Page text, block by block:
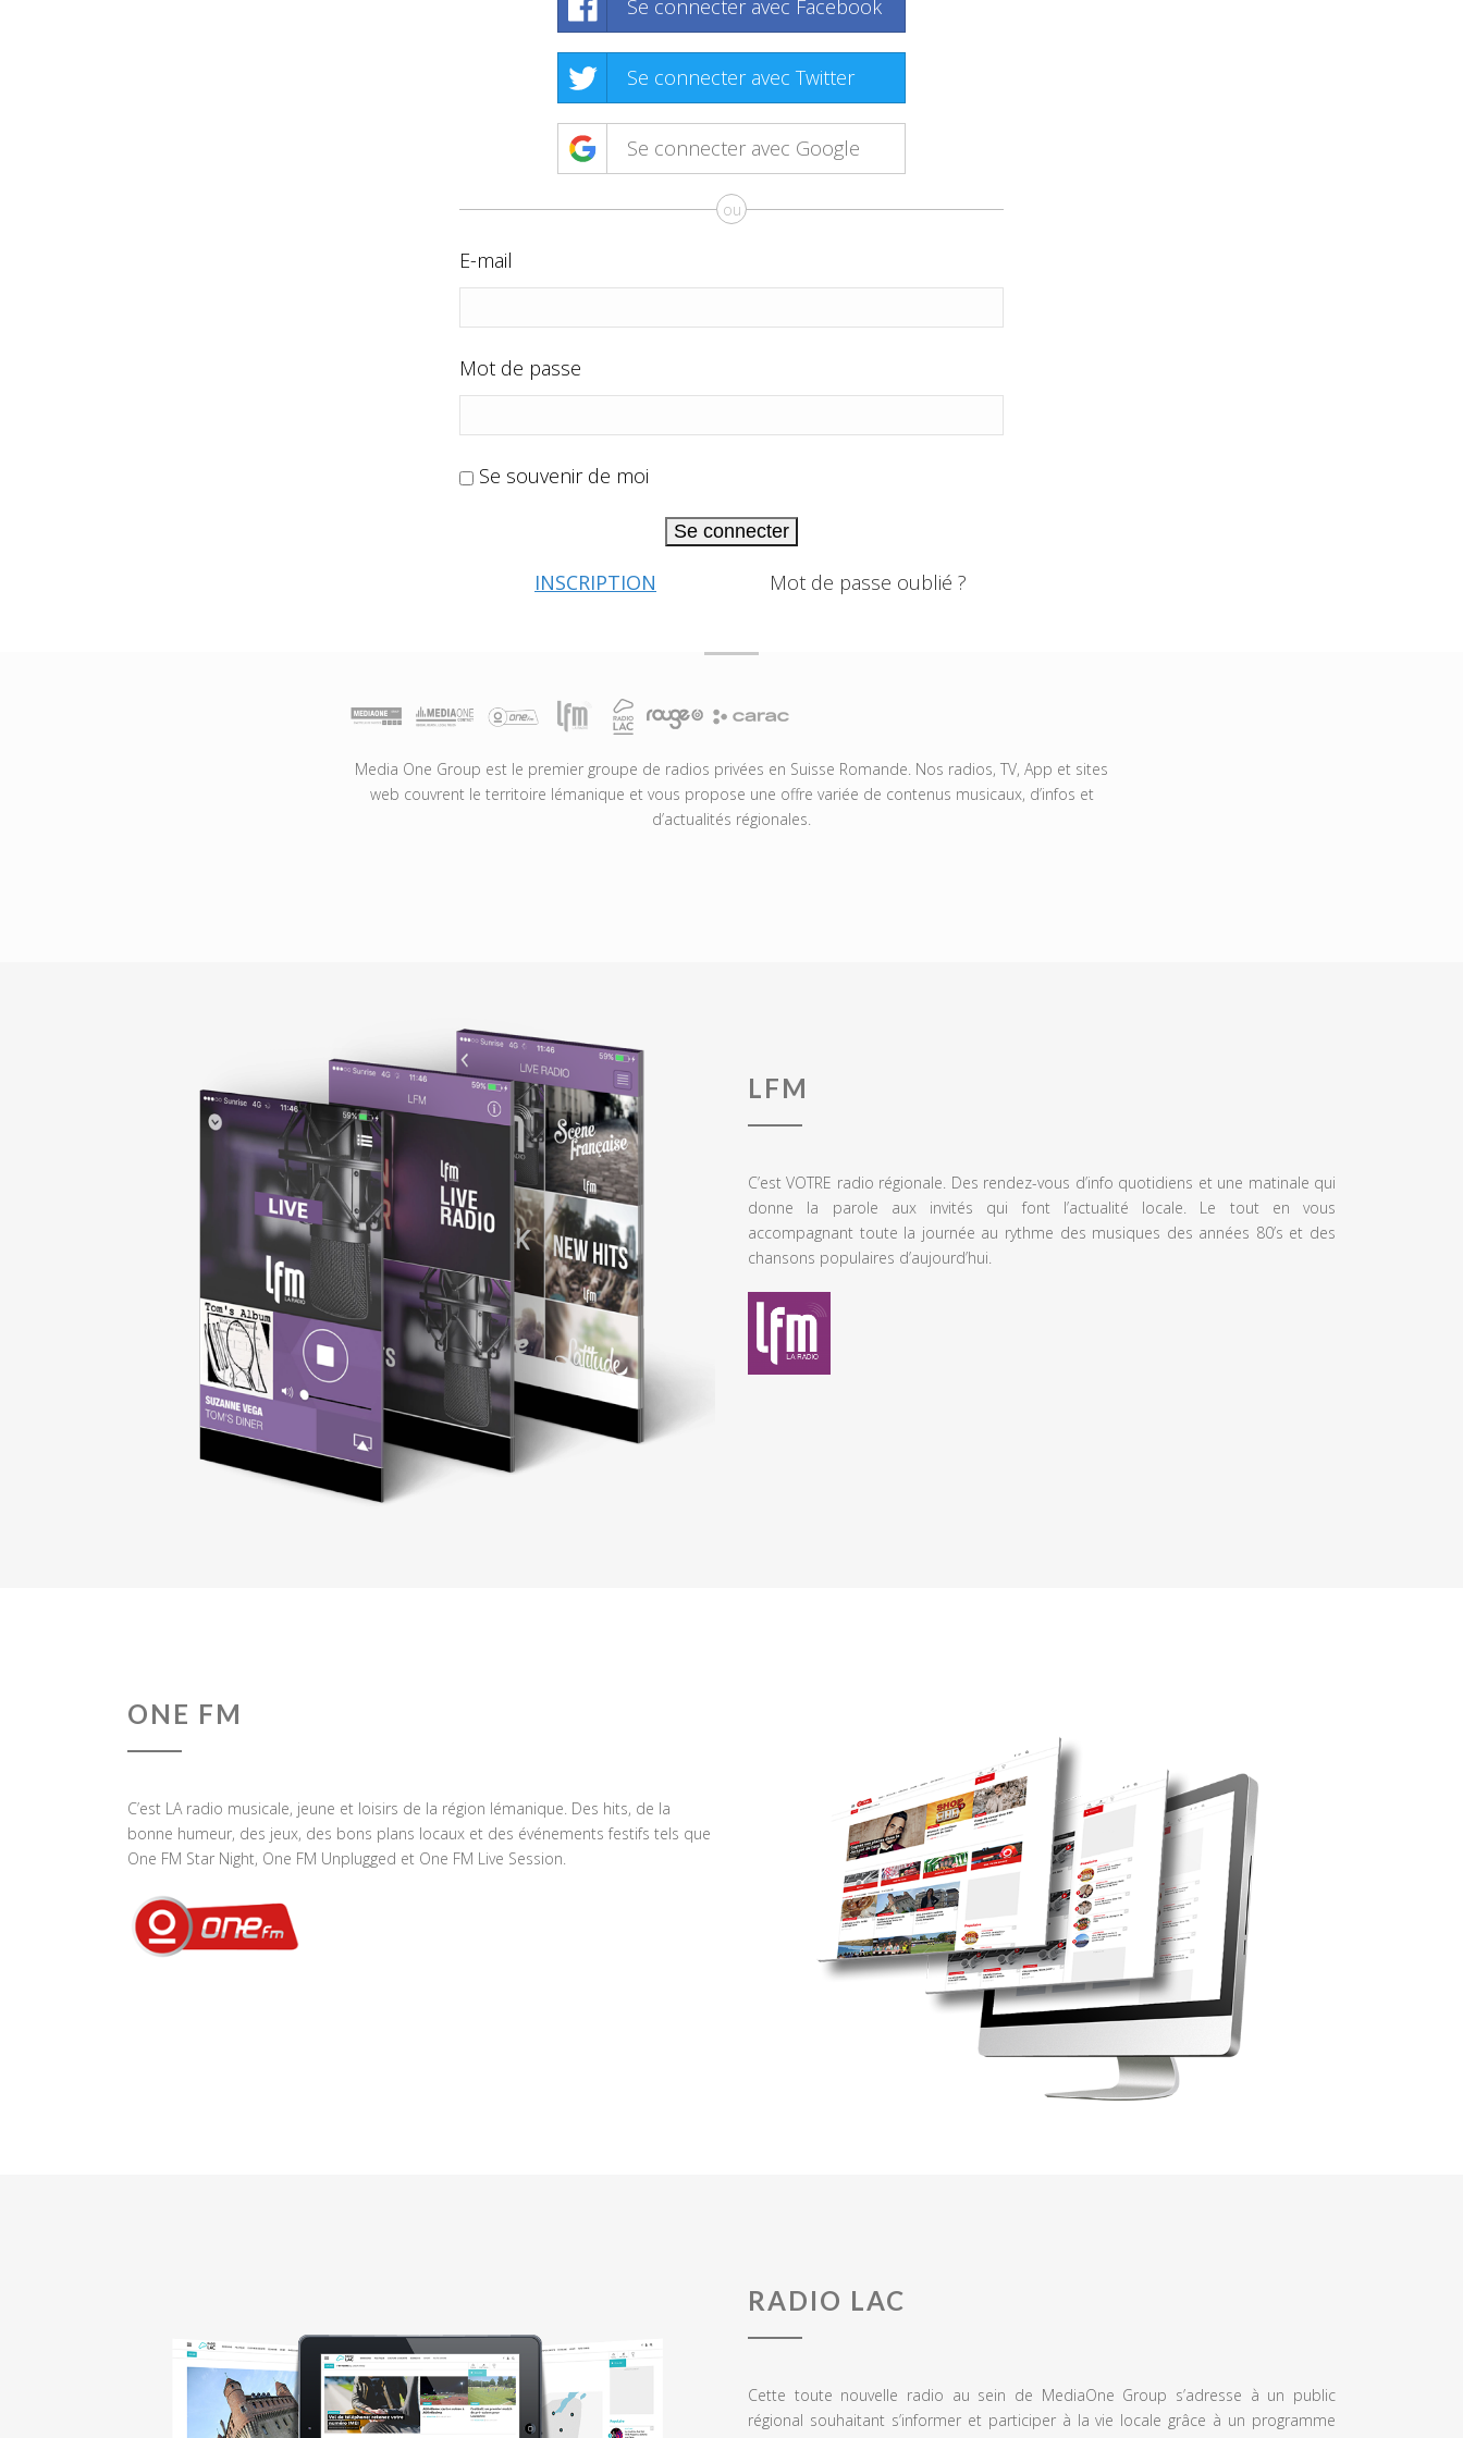
Se connecter avec Facebook
Se connecter avec Twitter
Se connecter avec Google
ou
E-mail
Mot de passe
Se souvenir de moi
Se connecter
INSCRIPTION Mot de passe oublié ?
Media One Group est le premier groupe de radios privées en Suisse Romande. Nos radios, TV, App et sites
web couvrent le territoire lémanique et vous propose une offre variée de contenus musicaux, d’infos et
d’actualités régionales.
LFM
C’est VOTRE radio régionale. Des rendez-vous d’info quotidiens et une matinale qui
donne la parole aux invités qui font l’actualité locale. Le tout en vous
accompagnant toute la journée au rythme des musiques des années 80’s et des
chansons populaires d’aujourd’hui.
ONE FM
C’est LA radio musicale, jeune et loisirs de la région lémanique. Des hits, de la
bonne humeur, des jeux, des bons plans locaux et des événements festifs tels que
One FM Star Night, One FM Unplugged et One FM Live Session.
RADIO LAC
Cette toute nouvelle radio au sein de MediaOne Group s’adresse à un public
régional souhaitant s’informer et participer à la vie locale grâce à un programme